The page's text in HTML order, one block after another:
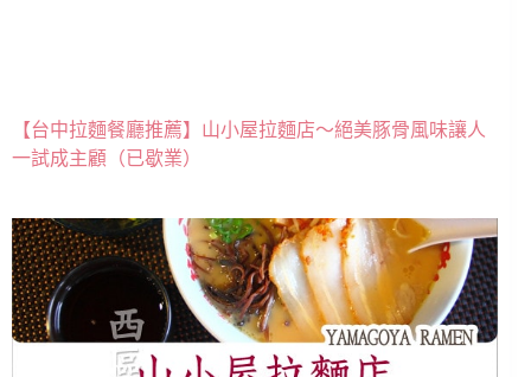
【台中拉麵餐廳推薦】山小屋拉麵店～絕美豚骨風味讓人
一試成主顧（已歇業）